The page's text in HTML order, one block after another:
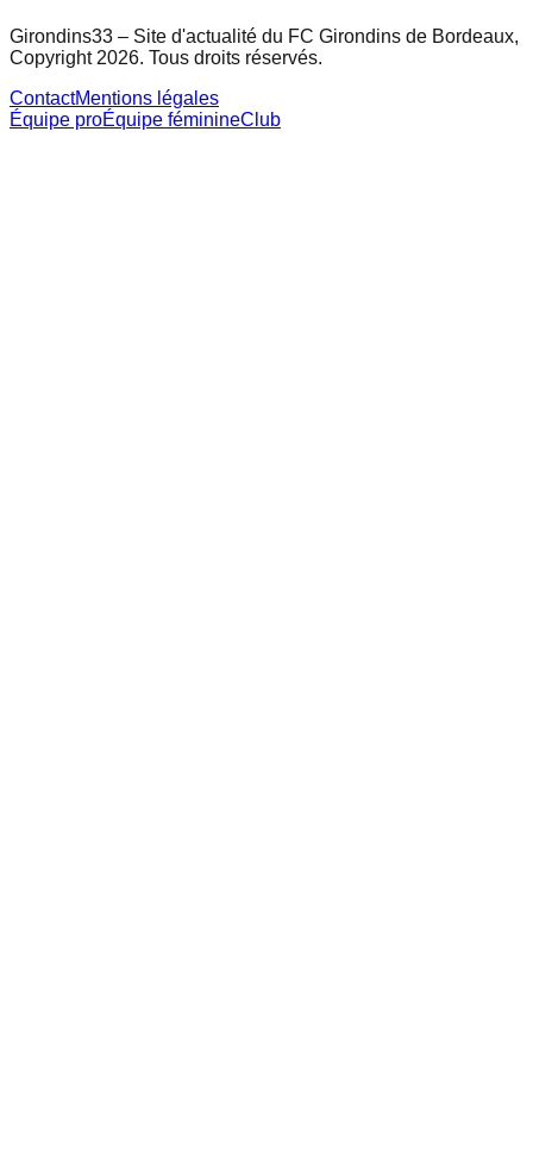
Girondins33 – Site d'actualité du FC Girondins de Bordeaux,
Copyright 2026. Tous droits réservés.
ContactMentions légales
Équipe proÉquipe féminineClub